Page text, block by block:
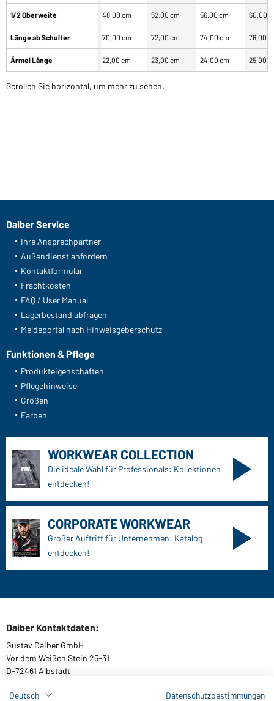
1/2 Oberweite
Länge ab Schulter
Ärmel Länge
48,00 cm 52,00 cm 56,00 cm 60,00
70,00 cm 72,00 cm 74,00 cm 76,00
22,00 cm 23,00 cm 24,00 cm 25,00
Scrollen Sie horizontal, um mehr zu sehen.
Daiber Service
Ihre Ansprechpartner
Außendienst anfordern
Kontaktformular
Frachtkosten
FAQ / User Manual
Lagerbestand abfragen
Meldeportal nach Hinweisgeberschutz
Funktionen & Pflege
Produkteigenschaften
Pflegehinweise
Größen
Farben
WORKWEAR COLLECTION
Die ideale Wahl für Professionals: Kollektionen
entdecken!
CORPORATE WORKWEAR
Großer Auftritt für Unternehmen: Katalog
entdecken!
Daiber Kontaktdaten:
Gustav Daiber GmbH
Vor dem Weißen Stein 25-31
D-72461 Albstadt
Deutsch Datenschutzbestimmungen